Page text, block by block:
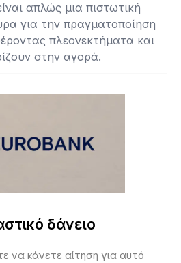
απλώς μια πιστωτική
για την πραγματοποίηση
πλεονεκτήματα και
στην αγορά.
δάνειο
να κάνετε αίτηση για αυτό